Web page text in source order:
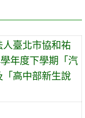
臺北市協和祐
年度下學期「汽
高中部新生說